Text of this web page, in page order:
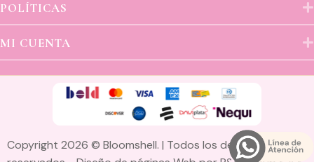
POLÍTICAS
MI CUENTA
Copyright 2026 © Bloomshell. | Todos los derechos